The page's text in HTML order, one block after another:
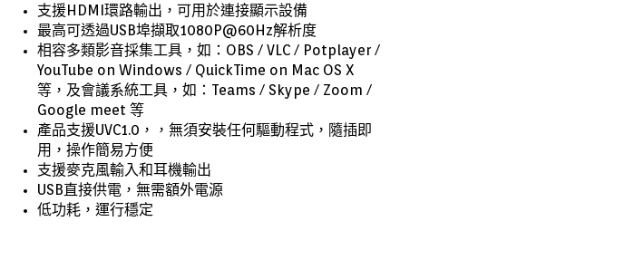
支援HDMI環路輸出，可用於連接顯示設備
最高可透過USB埠擷取1080P@60Hz解析度
相容多類影音採集工具，如：OBS / VLC / Potplayer /
YouTube on Windows / QuickTime on Mac OS X
等 ，及會議系統工具，如：Teams / Skype / Zoom /
Google meet 等
產品支援UVC1.0，，無須安裝任何驅動程式，隨插即
用，操作簡易方便
支援麥克風輸入和耳機輸出
USB直接供電，無需額外電源
低功耗，運行穩定